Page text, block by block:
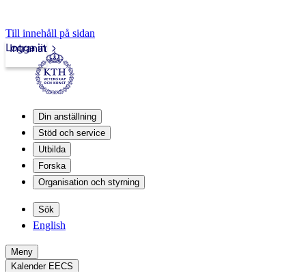
Till innehåll på sidan
Intranät
Logga in
Din anställning
Stöd och service
Utbilda
Forska
Organisation och styrning
Sök
English
Meny
Kalender EECS